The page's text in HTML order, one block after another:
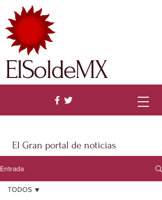
El Gran portal de noticias
ElSoldeMX
Entrada
TODOS